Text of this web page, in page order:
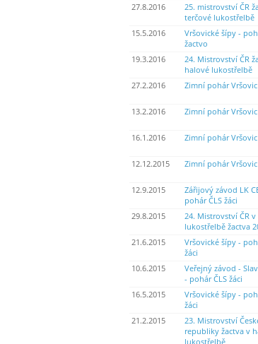
27.8.2016
25. mistrovství ČR
terčové lukostřelbě
15.5.2016
Vršovické šípy -
žactvo
19.3.2016
24. Mistrovství ČR
halové lukostřelbě
27.2.2016 Zimní pohár
13.2.2016
Zimní pohár
16.1.2016
Zimní pohár
12.12.2015
Zimní pohár
12.9.2015
Zářijový závod LK
pohár ČLS žáci
29.8.2015
24. Mistrovství ČR
lukostřelbě žactva
21.6.2015
Vršovické šípy -
žáci
10.6.2015
Veřejný závod -
- pohár ČLS žáci
16.5.2015
Vršovické šípy -
žáci
21.2.2015
23. Mistrovství
republiky žactva v
lukostřelbě